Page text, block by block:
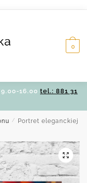
0
16.00 tel.: 881 31
/
Portret eleganckiej